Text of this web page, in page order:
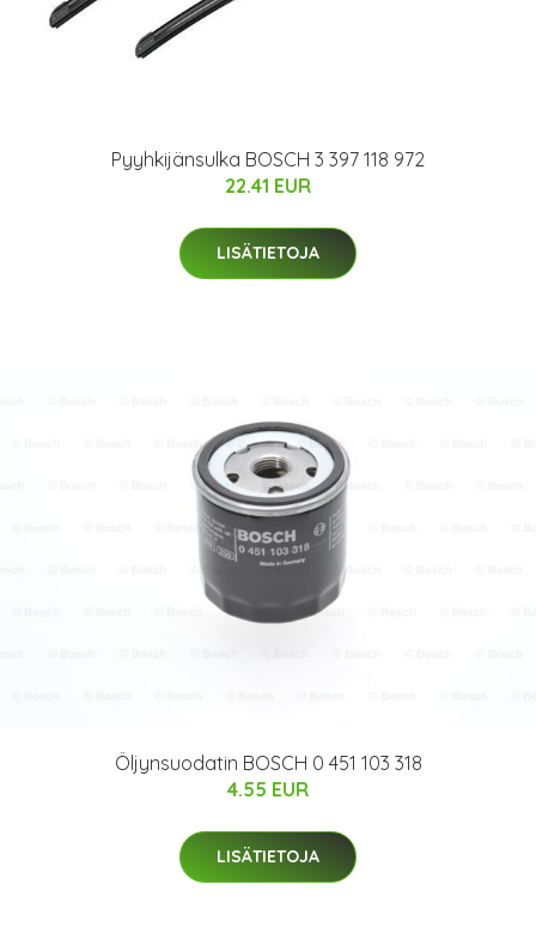
Pyyhkijänsulka BOSCH 3 397 118 972
22.41 EUR
LISÄTIETOJA
Öljynsuodatin BOSCH 0 451 103 318
4.55 EUR
LISÄTIETOJA